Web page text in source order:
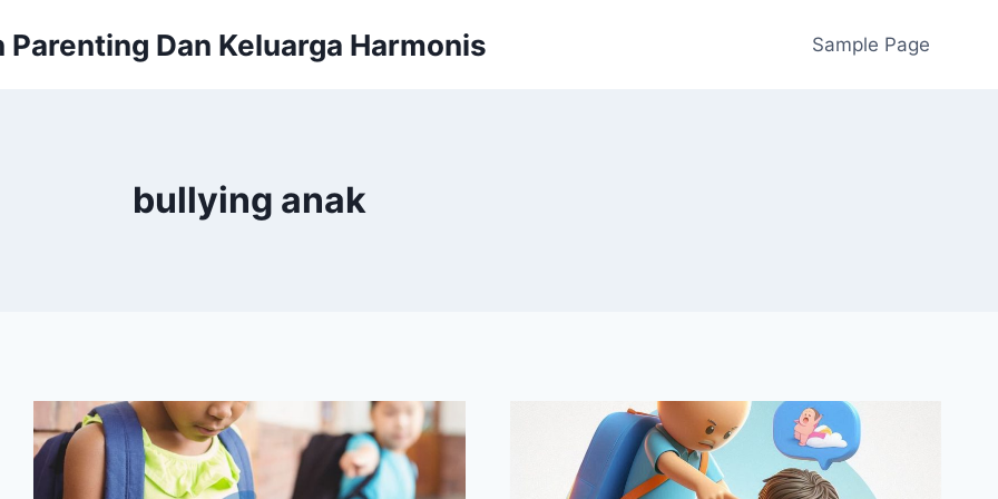
Dan Keluarga Harmonis Sample Page
bullying anak